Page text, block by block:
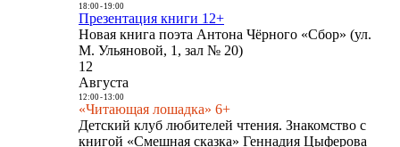
18:00- 19:00
Презентация книги 12+
Новая книга поэта Антона Чёрного «Сбор» (ул.
М. Ульяновой, 1, зал № 20)
12
Августа
12:00- 13:00
«Читающая лошадка» 6+
Детский клуб любителей чтения. Знакомство с
книгой «Смешная сказка» Геннадия Цыферова